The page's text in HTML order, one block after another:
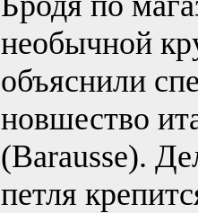
необычной
объяснили
новшество
(Barausse).
петля